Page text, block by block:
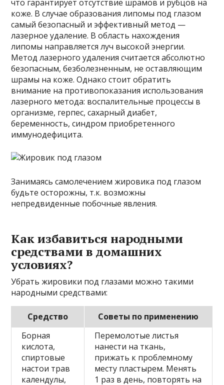
что гарантирует отсутствие шрамов и рубцов на
коже. В случае образования липомы под глазом
самый безопасный и эффективный метод —
лазерное удаление. В область нахождения
липомы направляется луч высокой энергии.
Метод лазерного удаления считается абсолютно
безопасным, безболезненным, не оставляющим
шрамы на коже. Однако стоит обратить
внимание на противопоказания использования
лазерного метода: воспалительные процессы в
организме, герпес, сахарный диабет,
беременность, синдром приобретенного
иммунодефицита.
Занимаясь самолечением жировика под глазом
будьте осторожны, т.к. возможны
непредвиденные побочные явления.
Как избавиться народными
средствами в домашних
условиях?
Убрать жировики под глазами можно такими
народными средствами:
Средство
Советы по применению
Борная
кислота,
спиртовые
настои трав
календулы,
Перемолотые листья
нанести на ткань,
прижать к проблемному
месту пластырем. Менять
1 раз в день, повторять на